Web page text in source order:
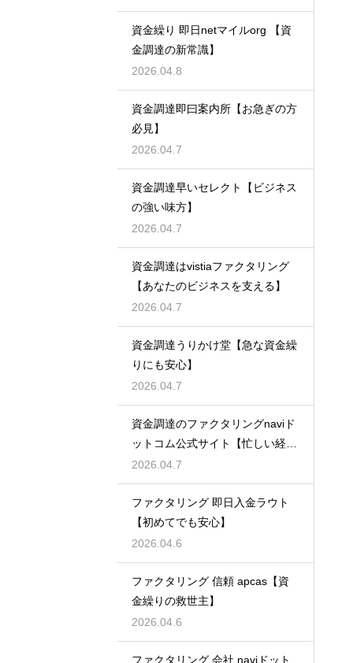
資金繰り 即日netマイルorg 【資
金調達の新常識】
2026.04.8
資金調達即曰案内所【お急ぎの方
必見】
2026.04.7
資金調達早いセレクト【ビジネス
の強い味方】
2026.04.7
資金調達はvistiaファクタリング
【あなたのビジネスを支える】
2026.04.7
資金調達うりかけ堂【急な資金繰
りにも安心】
2026.04.7
資金調達のファクタリングnaviド
ットコム公式サイト【忙しい経営
者必見】
2026.04.7
ファクタリング 即日入金ラウト
【初めてでも安心】
2026.04.6
ファクタリング 信頼 apcas【資
金繰りの救世主】
2026.04.6
ファクタリング 会社 naviドット